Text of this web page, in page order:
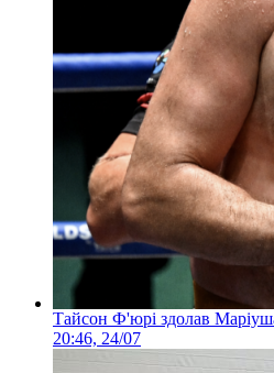
Тайсон Ф'юрі здолав
20:46, 24/07